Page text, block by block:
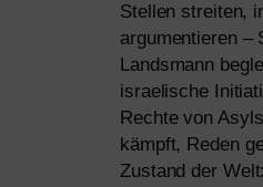
Stellen strei­ten,
argu­men­tie­ren –
Landsmann
israe­li­sche
Rechte von
kämpft, Reden
Zustand der Welt: